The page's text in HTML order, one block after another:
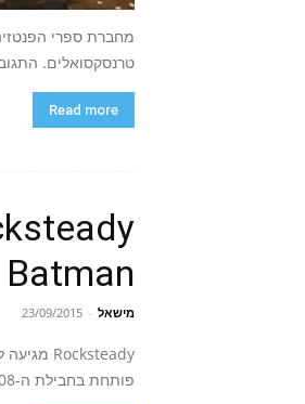
מחברת ספרי
טרנסקסואלים.
Read more
Batman
מישאל -
23/09/2015
פותחת בחבילת ה-2008 Tumbler, ההרחבה הזו מציגה שני סקינים חדשים וזמינה...